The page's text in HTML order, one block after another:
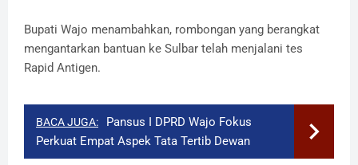
Bupati Wajo menambahkan, rombongan yang berangkat
mengantarkan bantuan ke Sulbar telah menjalani tes
Rapid Antigen.
BACA JUGA:
Pansus I DPRD Wajo Fokus
Perkuat Empat Aspek Tata Tertib Dewan